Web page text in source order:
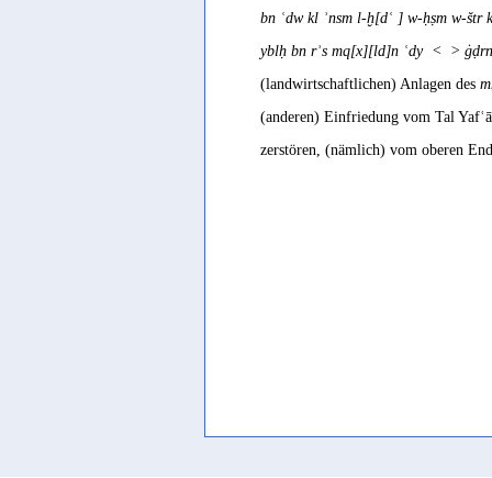
bn ʿdw kl ʾnsm l-ḫ[dʿ ] w-ḥṣm w-
yblḥ bn rʾs mq[x][ld]n ʿdy < >
(landwirtschaftlichen) Anlagen des
(anderen) Einfriedung vom Tal
zerstören, (nämlich) vom oberen